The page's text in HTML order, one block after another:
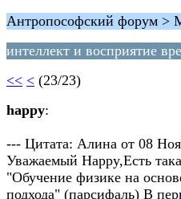
Антропософский форум >
интеллект и восприятие
<< < (23/23)
happy:
--- Цитата: Алина от 08
Уважаемый Happy,Есть
"Обучение физике на
подхода" (парсифаль) В